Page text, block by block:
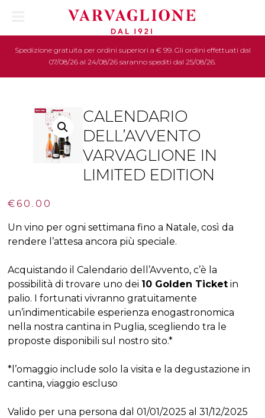
Spedizione gratuita per ordini superiori a € 99. Gli ordini effettuati dal
07/08/26 al 24/08/26 saranno spediti dal 25/08/26.
CALENDARIO
DELL’AVVENTO
VARVAGLIONE IN
LIMITED EDITION
€60.00
Un vino per ogni settimana fino a Natale, così da
rendere l’attesa ancora più speciale.
Acquistando il Calendario dell’Avvento, c’è la
possibilità di trovare uno dei 10 Golden Ticket in
palio. I fortunati vivranno gratuitamente
un’indimenticabile esperienza enogastronomica
nella nostra cantina in Puglia, scegliendo tra le
proposte disponibili sul nostro sito.*
*l’omaggio include solo la visita e la degustazione in
cantina, viaggio escluso
Valido per una persona dal 01/01/2025 al 31/12/2025